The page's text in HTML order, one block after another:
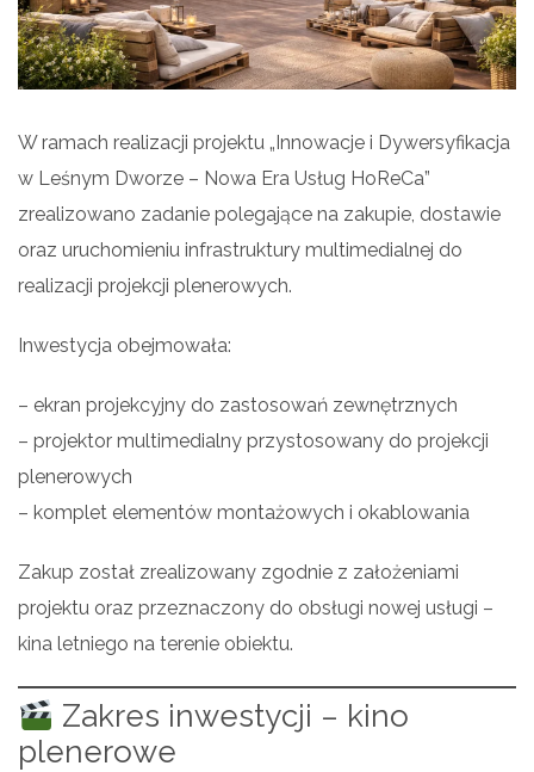
W ramach realizacji projektu „Innowacje i Dywersyfikacja
w Leśnym Dworze – Nowa Era Usług HoReCa”
zrealizowano zadanie polegające na zakupie, dostawie
oraz uruchomieniu infrastruktury multimedialnej do
realizacji projekcji plenerowych.
Inwestycja obejmowała:
– ekran projekcyjny do zastosowań zewnętrznych
– projektor multimedialny przystosowany do projekcji
plenerowych
– komplet elementów montażowych i okablowania
Zakup został zrealizowany zgodnie z założeniami
projektu oraz przeznaczony do obsługi nowej usługi –
kina letniego na terenie obiektu.
Zakres inwestycji – kino
plenerowe